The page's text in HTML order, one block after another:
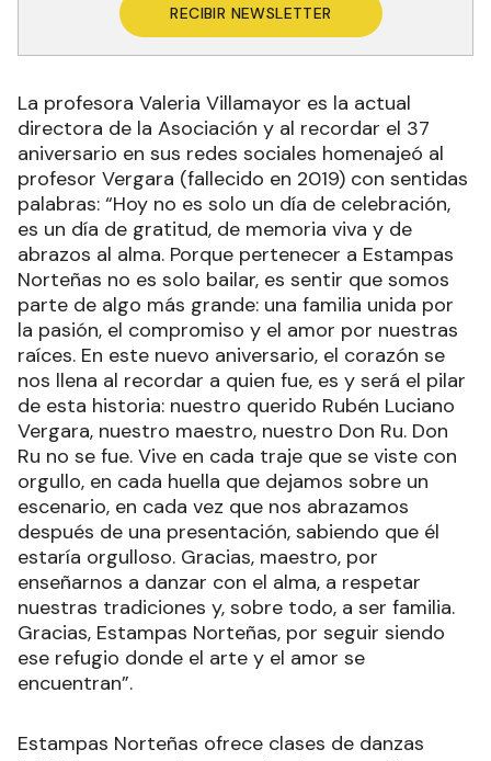
RECIBIR NEWSLETTER
La profesora Valeria Villamayor es la actual
directora de la Asociación y al recordar el 37
aniversario en sus redes sociales homenajeó al
profesor Vergara (fallecido en 2019) con sentidas
palabras: “Hoy no es solo un día de celebración,
es un día de gratitud, de memoria viva y de
abrazos al alma. Porque pertenecer a Estampas
Norteñas no es solo bailar, es sentir que somos
parte de algo más grande: una familia unida por
la pasión, el compromiso y el amor por nuestras
raíces. En este nuevo aniversario, el corazón se
nos llena al recordar a quien fue, es y será el pilar
de esta historia: nuestro querido Rubén Luciano
Vergara, nuestro maestro, nuestro Don Ru. Don
Ru no se fue. Vive en cada traje que se viste con
orgullo, en cada huella que dejamos sobre un
escenario, en cada vez que nos abrazamos
después de una presentación, sabiendo que él
estaría orgulloso. Gracias, maestro, por
enseñarnos a danzar con el alma, a respetar
nuestras tradiciones y, sobre todo, a ser familia.
Gracias, Estampas Norteñas, por seguir siendo
ese refugio donde el arte y el amor se
encuentran”.
Estampas Norteñas ofrece clases de danzas